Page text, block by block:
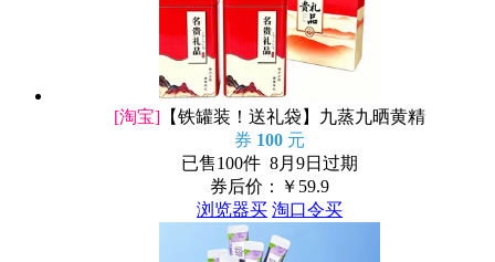
[淘宝] 【铁罐装！送礼袋】九蒸九晒黄精
券 100 元
已售100件 8月9日过期
券后价：￥ 59.9
浏览器买 淘口令买